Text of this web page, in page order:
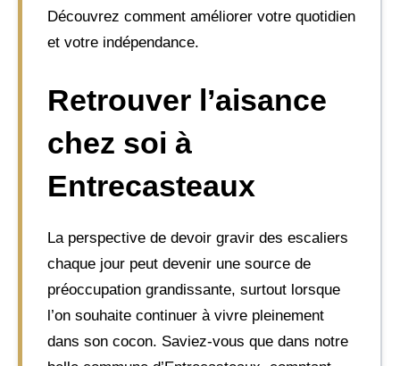
Découvrez comment améliorer votre quotidien
et votre indépendance.
Retrouver l’aisance
chez soi à
Entrecasteaux
La perspective de devoir gravir des escaliers
chaque jour peut devenir une source de
préoccupation grandissante, surtout lorsque
l’on souhaite continuer à vivre pleinement
dans son cocon. Saviez-vous que dans notre